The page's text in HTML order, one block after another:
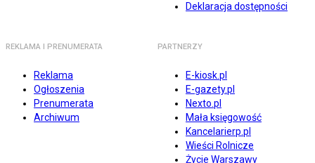
Deklaracja dostępności
REKLAMA I PRENUMERATA
Reklama
Ogłoszenia
Prenumerata
Archiwum
PARTNERZY
E-kiosk.pl
E-gazety.pl
Nexto.pl
Mała księgowość
Kancelarierp.pl
Wieści Rolnicze
Życie Warszawy